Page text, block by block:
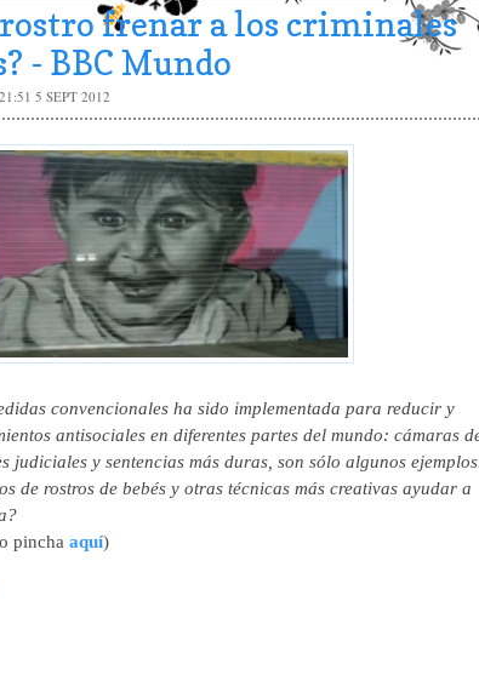
rostro frenar a los criminales
- BBC Mundo
5 SEPT 2012
convencionales ha sido implementada para reducir y
antisociales en diferentes partes del mundo: cámaras
judiciales y sentencias más duras, son sólo algunos
de rostros de bebés y otras técnicas más creativas ayudar a
pincha aquí)